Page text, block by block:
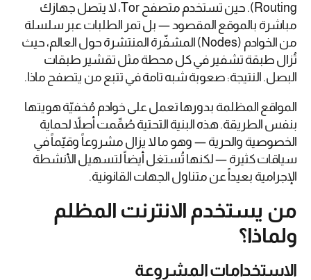
Routing). حين تستخدم متصفح Tor، لا يتصل جهازك
مباشرة بالموقع المقصود — بل تمر الطلبات عبر سلسلة
من الخوادم (Nodes) المشفّرة المنتشرة حول العالم، حيث
تُزال طبقة تشفير في كل محطة مثل تقشير طبقات
البصل. النتيجة: صعوبة شبه تامة في تتبع من يتصفح ماذا.
المواقع المظلمة بدورها تعمل على خوادم مُخفيّة هويتها
بنفس الطريقة. هذه البنية التحتية صُمِّمت أصلاً لحماية
الخصوصية والحرية — وهو ما لا يزال مشروعاً وقيّماً في
سياقات كثيرة — لكنها تُستغل أيضاً لتسهيل الأنشطة
الإجرامية بعيداً عن متناول الجهات القانونية.
من يستخدم الانترنت المظلم
ولماذا؟
الاستخدامات المشروعة